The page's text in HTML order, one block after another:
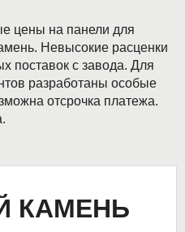
цены на панели для
Невысокие расценки
поставок с завода. Для
разработаны особые
отсрочка платежа.
КАМЕНЬ